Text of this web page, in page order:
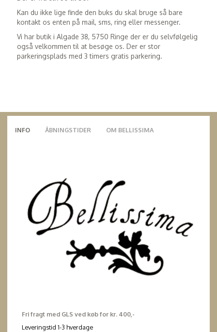
Kan du ikke lige finde den buks du skal bruge så bare
kontakt os enten på mail, sms, ring eller messenger.
Vi har butik i Algade 38, 5750 Ringe der er du selvfølgelig
også velkommen til at besøge os. Der er stor
parkeringsplads med 3 timers gratis parkering.
INFO ÅBNINGSTIDER OM BELLISSIMA
Fri fragt med GLS ved køb for kr. 400,-
Leveringstid 1-3 hverdage